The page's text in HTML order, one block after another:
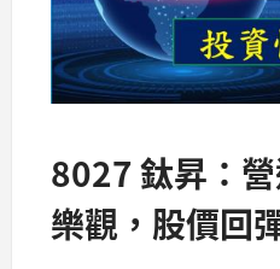
8027 鈦昇：
樂觀，股價回